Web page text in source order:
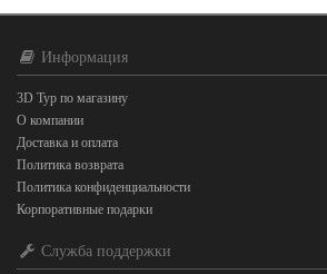
Информация
3D Тур по магазину
О компании
Доставка и оплата
Политика возврата
Политика конфиденциальности
Корпоративные подарки
Служба поддержки